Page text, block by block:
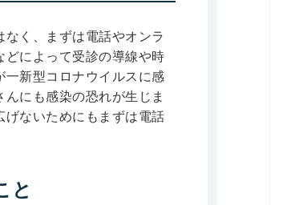
く、まずは電話やオンラ
どによって受診の導線や時
一新型コロナウイルスに感
にも感染の恐れが生じま
ないためにもまずは電話
と